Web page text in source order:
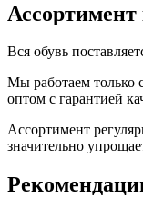
Ассортимент
Вся обувь
Мы работаем только
оптом с гарантией
Ассортимент
значительно